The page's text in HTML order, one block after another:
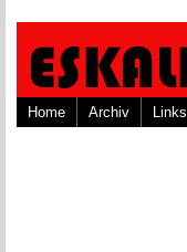
Home Archiv Links